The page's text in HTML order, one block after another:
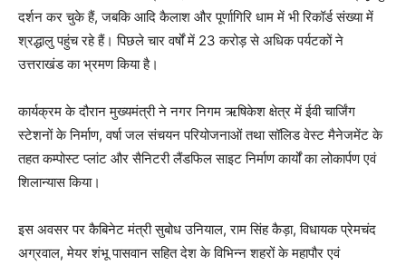
दर्शन कर चुके हैं, जबकि आदि कैलाश और पूर्णागिरि धाम में भी रिकॉर्ड संख्या में
श्रद्धालु पहुंच रहे हैं। पिछले चार वर्षों में 23 करोड़ से अधिक पर्यटकों ने
उत्तराखंड का भ्रमण किया है।
कार्यक्रम के दौरान मुख्यमंत्री ने नगर निगम ऋषिकेश क्षेत्र में ईवी चार्जिंग
स्टेशनों के निर्माण, वर्षा जल संचयन परियोजनाओं तथा सॉलिड वेस्ट मैनेजमेंट के
तहत कम्पोस्ट प्लांट और सैनिटरी लैंडफिल साइट निर्माण कार्यों का लोकार्पण एवं
शिलान्यास किया।
इस अवसर पर कैबिनेट मंत्री सुबोध उनियाल, राम सिंह कैड़ा, विधायक प्रेमचंद
अग्रवाल, मेयर शंभू पासवान सहित देश के विभिन्न शहरों के महापौर एवं